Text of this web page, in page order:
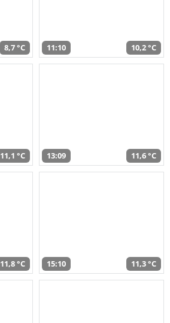
8,7 °C 11:10 10,2 °C
11,1 °C 13:09 11,6 °C
11,8 °C 15:10 11,3 °C